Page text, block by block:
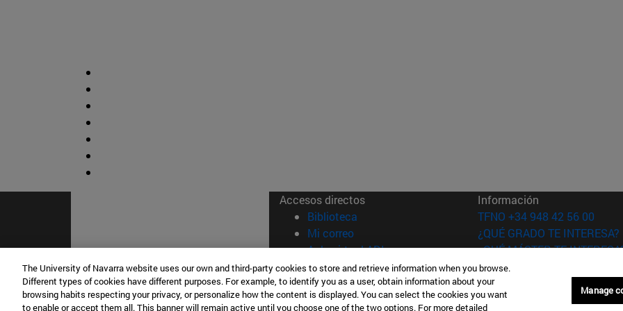
Accesos directos
Biblioteca (abre en nueva ventana)
Mi correo(abre en nueva ventana)
Aula virtual ADI(abre en nueva ventana)
Búsqueda de personas(abre en nueva ventana)
Trabaja con nosotros(abre en nueva ventana)
Información
TFNO +34 948 42 56 00
¿QUÉ GRADO TE INTERESA?
¿QUÉ MÁSTER TE
The University of Navarra website uses our own and third-party cookies to store and retrieve information when you browse.
Different types of cookies have different purposes. For example, to identify you as a user, obtain information about your
browsing habits respecting your privacy, or personalize how the content is displayed. You can select the cookies you want
to enable or accept them all. This banner will remain active until you choose one of the two options. For more detailed
Manage